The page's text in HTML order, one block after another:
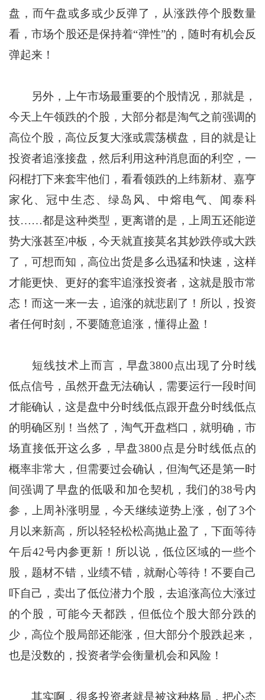
盘，而午盘或多或少反弹了，从涨跌停个股数量
看，市场个股还是保持着“弹性”的，随时有机会反
弹起来！
另外，上午市场最重要的个股情况，那就是，
今天上午领跌的个股，大部分都是淘气之前强调的
高位个股，高位反复大涨或震荡横盘，目的就是让
投资者追涨接盘，然后利用这种消息面的利空，一
闷棍打下来套牢他们，看看领跌的上纬新材、嘉亨
家化、冠中生态、绿岛风、中熔电气、闻泰科
技……都是这种类型，更离谱的是，上周五还能逆
势大涨甚至冲板，今天就直接莫名其妙跌停或大跌
了，可想而知，高位出货是多么迅猛和快速，这样
才能更快、更好的套牢追涨投资者，这就是股市常
态！而这一来一去，追涨的就悲剧了！所以，投资
者任何时刻，不要随意追涨，懂得止盈！
短线技术上而言，早盘3800点出现了分时线
低点信号，虽然开盘无法确认，需要运行一段时间
才能确认，这是盘中分时线低点跟开盘分时线低点
的明确区别！当然了，淘气开盘档口，就明确，市
场直接低开这么多，早盘3800点是分时线低点的
概率非常大，但需要过会确认，但淘气还是第一时
间强调了早盘的低吸和加仓契机，我们的38号内
参，上周补涨明显，今天继续逆势上涨，创了3个
月以来新高，所以轻轻松松高抛止盈了，下面等待
午后42号内参更新！所以说，低位区域的一些个
股，题材不错，业绩不错，就耐心等待！不要自己
吓自己，卖出了低位潜力个股，去追涨高位大涨过
的个股，可能今天都跌，但低位个股大部分跌的
少，高位个股局部还能涨，但大部分个股跌起来，
也是没数的，投资者学会衡量机会和风险！
其实啊，很多投资者就是被这种格局，把心态